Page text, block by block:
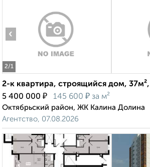
2/1
‹
2-к квартира, строящийся дом,
5 400 000 ₽ 145 600 ₽ за м²
Октябрьский район, ЖК Калина Долина
Агентство, 07.08.2026